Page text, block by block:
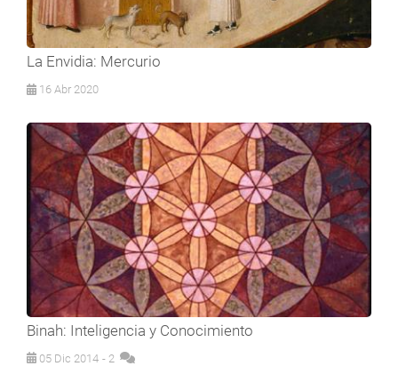
La Envidia: Mercurio
16 Abr 2020
Binah: Inteligencia y Conocimiento
05 Dic 2014 - 2